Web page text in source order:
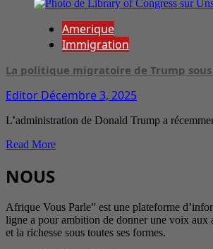
Amerique
Immigration
La politique migratoire de Trump
Editor Décembre 3, 2025
L’administration de Donald Trump a
Read More
NOUS
Afrique Vous Parle” est une plateforme
ligne a pour ambition de donner une voix aux
et la richesse sous toutes ses formes.